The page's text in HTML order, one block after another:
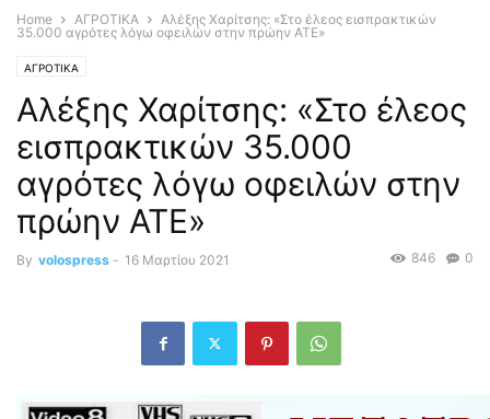
Home ΑΓΡΟΤΙΚΑ
Αλέξης Χαρίτσης: «Στο έλεος εισπρακτικών
35.000 αγρότες λόγω οφειλών στην πρώην ΑΤΕ»
ΑΓΡΟΤΙΚΑ
Αλέξης Χαρίτσης: «Στο έλεος
εισπρακτικών 35.000
αγρότες λόγω οφειλών στην
πρώην ΑΤΕ»
By volospress - 16 Μαρτίου 2021 0
846